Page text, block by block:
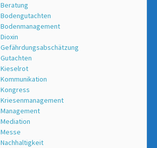
Beratung
Bodengutachten
Bodenmanagement
Dioxin
Gefährdungsabschätzung
Gutachten
Kieselrot
Kommunikation
Kongress
Kriesenmanagement
Management
Mediation
Messe
Nachhaltigkeit